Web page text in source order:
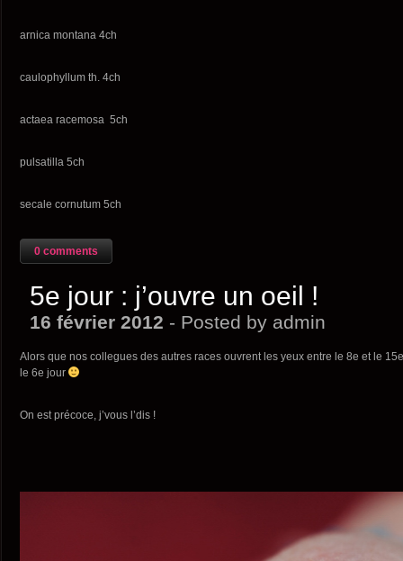
arnica montana 4ch
caulophyllum th. 4ch
actaea racemosa 5ch
pulsatilla 5ch
secale cornutum 5ch
0 comments
5e jour : j’ouvre un oeil !
16 février 2012 - Posted by admin
Alors que nos collegues des autres races ouvrent les yeux entre le 8e et le
le 6e jour
On est précoce, j’vous l’dis !